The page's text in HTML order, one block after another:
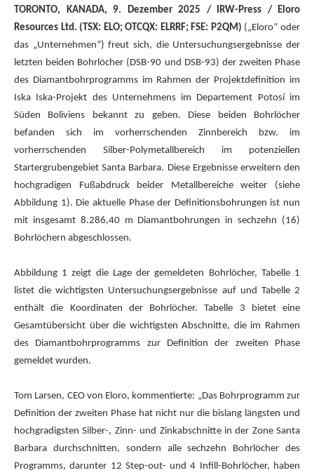
TORONTO, KANADA, 9. Dezember 2025 / IRW-Press / Eloro
Resources Ltd. (TSX: ELO; OTCQX: ELRRF; FSE: P2QM) („Eloro” oder
das „Unternehmen”) freut sich, die Untersuchungsergebnisse der
letzten beiden Bohrlöcher (DSB-90 und DSB-93) der zweiten Phase
des Diamantbohrprogramms im Rahmen der Projektdefinition im
Iska Iska-Projekt des Unternehmens im Departement Potosí im
Süden Boliviens bekannt zu geben. Diese beiden Bohrlöcher
befanden sich im vorherrschenden Zinnbereich bzw. im
vorherrschenden Silber-Polymetallbereich im potenziellen
Startergrubengebiet Santa Barbara. Diese Ergebnisse erweitern den
hochgradigen Fußabdruck beider Metallbereiche weiter (siehe
Abbildung 1). Die aktuelle Phase der Definitionsbohrungen ist nun
mit insgesamt 8.286,40 m Diamantbohrungen in sechzehn (16)
Bohrlöchern abgeschlossen.
Abbildung 1 zeigt die Lage der gemeldeten Bohrlöcher, Tabelle 1
listet die wichtigsten Untersuchungsergebnisse auf und Tabelle 2
enthält die Koordinaten der Bohrlöcher. Tabelle 3 bietet eine
Gesamtübersicht über die wichtigsten Abschnitte, die im Rahmen
des Diamantbohrprogramms zur Definition der zweiten Phase
gemeldet wurden.
Tom Larsen, CEO von Eloro, kommentierte: „Das Bohrprogramm zur
Definition der zweiten Phase hat nicht nur die bislang längsten und
hochgradigsten Silber-, Zinn- und Zinkabschnitte in der Zone Santa
Barbara durchschnitten, sondern alle sechzehn Bohrlöcher des
Programms, darunter 12 Step-out- und 4 Infill-Bohrlöcher, haben